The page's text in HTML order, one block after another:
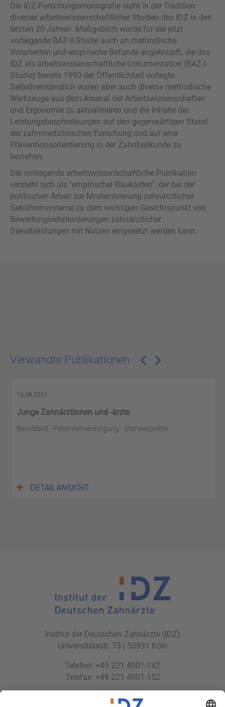
Die IDZ-Forschungsmonografie steht in der Tradition
diverser arbeitswissenschaftlicher Studien des IDZ in den
letzten 20 Jahren. Maßgeblich wurde für die jetzt
vorliegende BAZ-II-Studie auch an methodische
Vorarbeiten und empirische Befunde angeknüpft, die das
IDZ als arbeitswissenschaftliche Dokumentation (BAZ-I-
Studie) bereits 1990 der Öffentlichkeit vorlegte.
Selbstverständlich waren aber auch diverse methodische
Werkzeuge aus dem Arsenal der Arbeitswissenschaften
und Ergonomie zu aktualisieren und die Inhalte der
Leistungsbeschreibungen auf den gegenwärtigen Stand
der zahnmedizinischen Forschung und auf eine
Präventionsorientierung in der Zahnheilkunde zu
beziehen.
Die vorliegende arbeitswissenschaftliche Publikation
versteht sich als "empirischer Baukasten", der bei der
politischen Arbeit zur Modernisierung zahnärztlicher
Gebührensysteme zu dem wichtigen Gesichtspunkt von
Bewertungsrelationierungen zahnärztlicher
Dienstleistungen mit Nutzen eingesetzt werden kann.
Verwandte Publikationen
16.08.2021
Junge Zahnärztinnen und -ärzte
Berufsbild - Patientenversorgung - Standespolitik
DETAILANSICHT
Institut der Deutschen Zahnärzte (IDZ)
Universitätsstr. 73 | 50931 Köln
Telefon: +49 221 4001-142
Telefax: +49 221 4001-152
idz(at)idz.institute